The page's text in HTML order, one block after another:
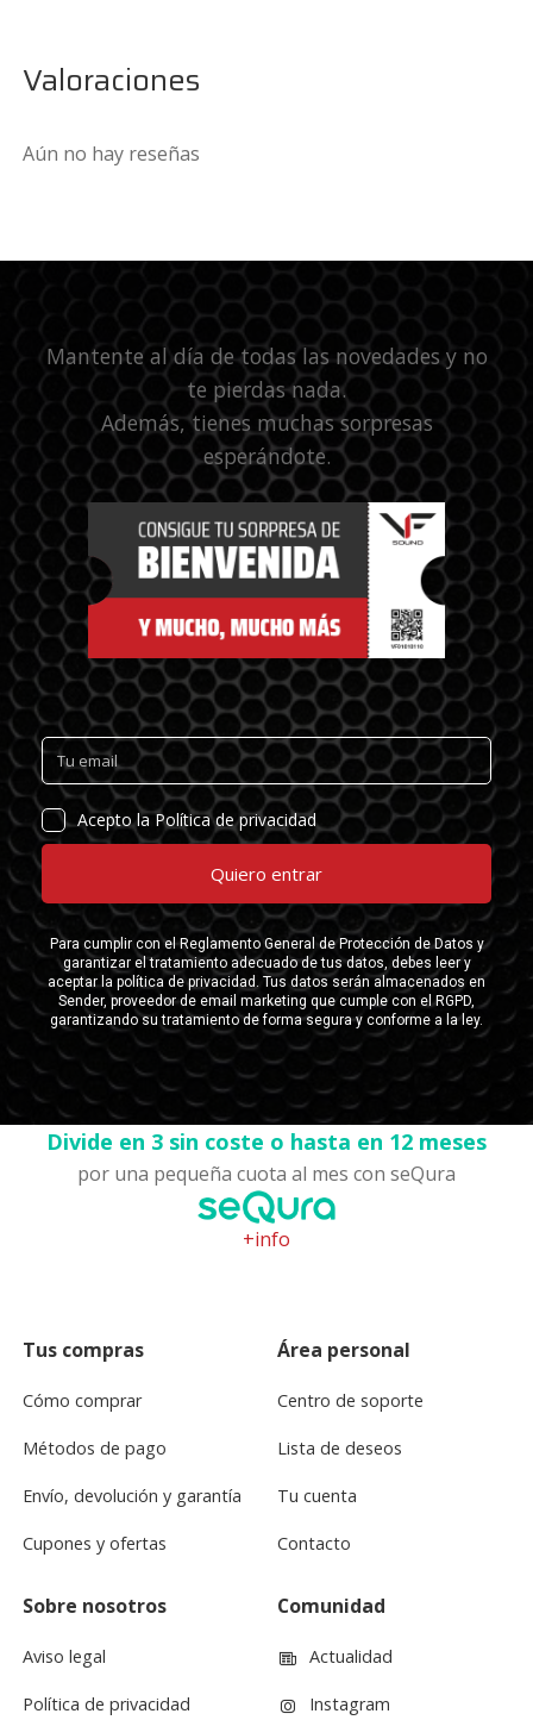
Valoraciones
Aún no hay reseñas
Mantente al día de todas las novedades y no
te pierdas nada.
Además, tienes muchas sorpresas
esperándote.
Divide en 3 sin coste o hasta en 12 meses
por una pequeña cuota al mes con seQura
+info
Tus compras
Cómo comprar
Métodos de pago
Envío, devolución y garantía
Cupones y ofertas
Área personal
Centro de soporte
Lista de deseos
Tu cuenta
Contacto
Sobre nosotros
Aviso legal
Política de privacidad
Comunidad
Actualidad
Instagram